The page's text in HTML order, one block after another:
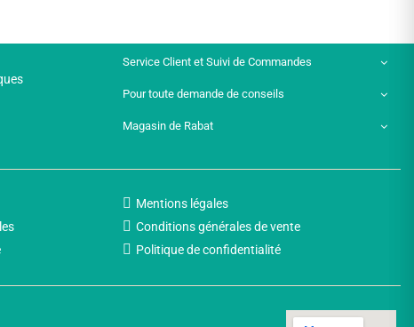
Service Client et Suivi de Commandes
Pour toute demande de conseils
Magasin de Rabat
Mentions légales
Conditions générales de vente
Politique de confidentialité